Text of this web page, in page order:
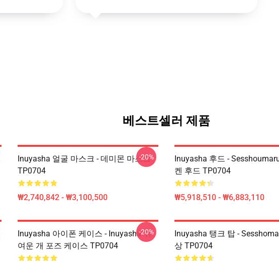
베스트셀러 제품
Inuyasha 얼굴 마스크 - 데미몬 마스크
TP0704
₩2,740,842 - ₩3,100,500
-20%
Inuyasha 후드 -
켄 후드 TP0704
₩5,918,510 - ₩6,883,110
Inuyasha 아이폰 케이스 - Inuyasha 귀
여운 개 포즈 케이스 TP0704
-20%
Inuyasha 탱크 탑 -
상 TP0704